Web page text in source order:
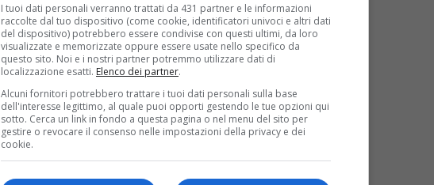
I tuoi dati personali verranno trattati da 431 partner e le informazioni
raccolte dal tuo dispositivo (come cookie, identificatori univoci e altri dati
del dispositivo) potrebbero essere condivise con questi ultimi, da loro
visualizzate e memorizzate oppure essere usate nello specifico da
questo sito. Noi e i nostri partner potremmo utilizzare dati di
localizzazione esatti. Elenco dei partner.
Alcuni fornitori potrebbero trattare i tuoi dati personali sulla base
dell'interesse legittimo, al quale puoi opporti gestendo le tue opzioni qui
sotto. Cerca un link in fondo a questa pagina o nel menu del sito per
gestire o revocare il consenso nelle impostazioni della privacy e dei
cookie.